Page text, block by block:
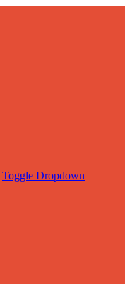
Toggle Dropdown